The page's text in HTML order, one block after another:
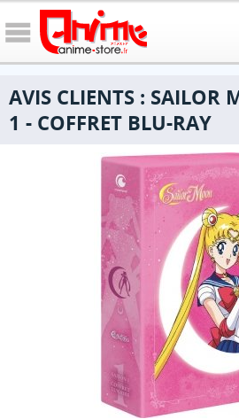
AVIS CLIENTS : SAILOR
1 - COFFRET BLU-RAY